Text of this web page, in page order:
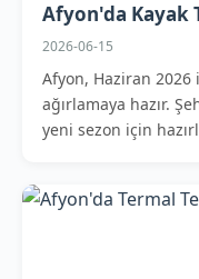
Afyon'da Kayak
2026-06-15
Afyon, Haziran 2026
ağırlamaya hazır.
yeni sezon için